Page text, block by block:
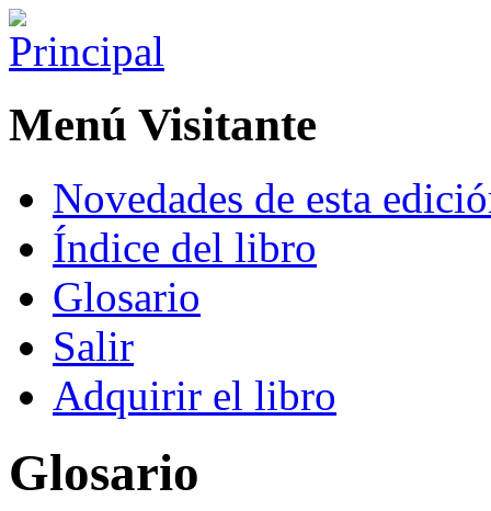
Menú Visitante
Novedades de esta
Índice del libro
Glosario
Salir
Adquirir el libro
Glosario